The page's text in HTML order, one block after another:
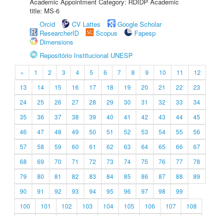
title: MS-6
Orcid
CV Lattes
Google Scholar
ResearcherID
Scopus
Fapesp
Dimensions
Repositório Institucional UNESP
« 1 2 3 4 5 6 7 8 9 10 11
12
13
14 15 16 17 18 19 20 21 22
23
24
25 26 27 28 29 30 31 32 33
34
35
36 37 38 39 40 41 42 43 44
45
46
47 48 49 50 51 52 53 54 55
56
57
58 59 60 61 62 63 64 65 66
67
68
69 70 71 72 73 74 75 76 77
78
79
80 81 82 83 84 85 86 87 88
89
90
91 92 93 94 95 96 97 98
99
100
101 102 103 104 105 106 107
108